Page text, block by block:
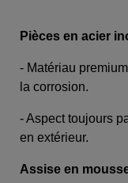
Pièces en acier
- Matériau
la corrosion.
- Aspect toujours
en extérieur.
Assise en